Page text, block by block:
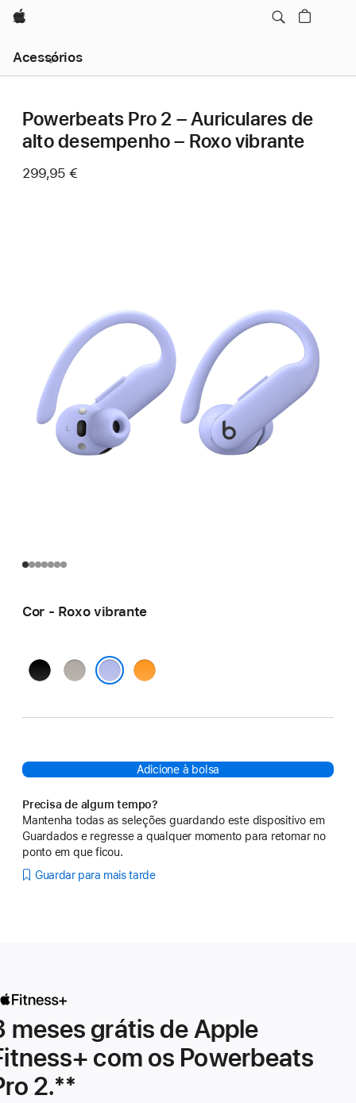
Apple
Acessórios
local
Abrir
Powerbeats Pro 2 – Auriculares de
alto desempenho – Roxo vibrante
299,95 €
Cor - Roxo vibrante
Preto
Areia
Laranja
Adicione à bolsa
Precisa de algum tempo?
Mantenha todas as seleções guardando este dispositivo em
Guardados e regresse a qualquer momento para retomar no
ponto em que ficou.
Guardar para mais tarde
meses grátis de Apple
com os Powerbeats
2.**